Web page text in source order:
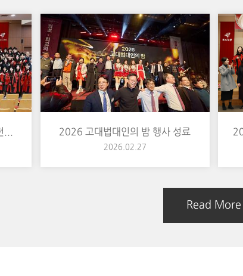
법학전문대학원 2025학년도 전기 학위수여식 2026 고대법대인의 밤 행사 성료
2026.02.27
Read More